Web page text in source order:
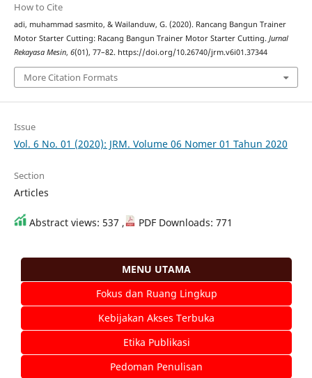
How to Cite
adi, muhammad sasmito, & Wailanduw, G. (2020). Rancang Bangun Trainer
Motor Starter Cutting: Racang Bangun Trainer Motor Starter Cutting. Jurnal
Rekayasa Mesin, 6(01), 77–82. https://doi.org/10.26740/jrm.v6i01.37344
More Citation Formats
Issue
Vol. 6 No. 01 (2020): JRM. Volume 06 Nomer 01 Tahun 2020
Section
Articles
Abstract views: 537 , PDF Downloads: 771
MENU UTAMA
Fokus dan Ruang Lingkup
Kebijakan Akses Terbuka
Etika Publikasi
Pedoman Penulisan